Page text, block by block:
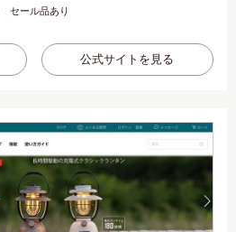
セール品あり
公式サイトを見る